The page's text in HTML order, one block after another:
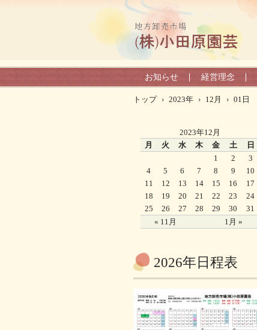
お知らせ 経営理念
トップ › 2023年 › 12月 › 01日
2023年12月
月
火 水 木 金 土 日
« 11月 1月 »
1 2
3
4
5 6 7 8 9
10
11
12 13 14 15 16
17
18
19 20 21 22 23
24
25
26 27 28 29 30 31
2026年日程表